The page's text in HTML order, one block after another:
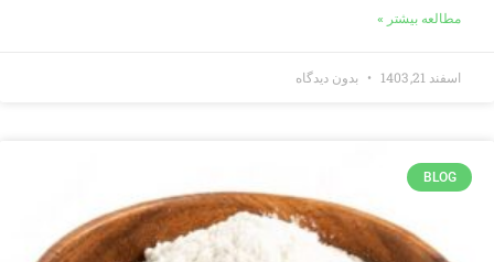
مطالعه بیشتر »
اسفند 21, 1403 بدون دیدگاه
BLOG